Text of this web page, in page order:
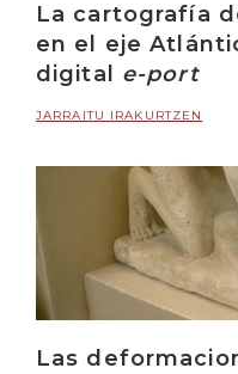
La cartografía
en el eje
digital e-port
JARRAITU IRAKURTZEN
Las